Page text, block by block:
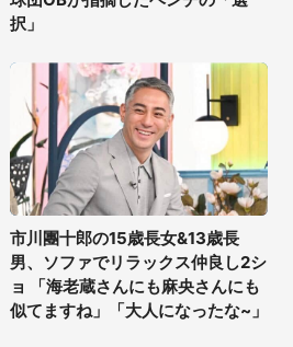
択」
市川團十郎の15歳長女&13歳長
男、ソファでリラックス仲良し2シ
ョ 「海老蔵さんにも麻央さんにも
似てますね」「大人になったな~」